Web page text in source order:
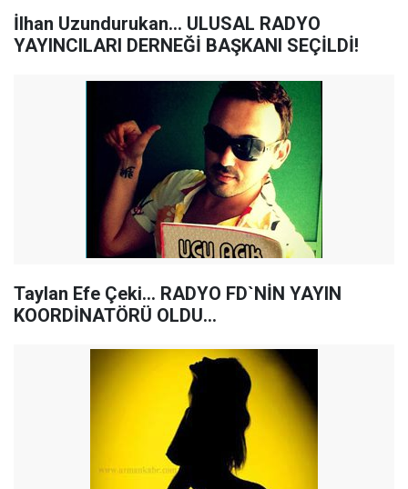
İlhan Uzundurukan... ULUSAL RADYO
YAYINCILARI DERNEĞİ BAŞKANI SEÇİLDİ!
Taylan Efe Çeki... RADYO FD`NİN YAYIN
KOORDİNATÖRÜ OLDU...